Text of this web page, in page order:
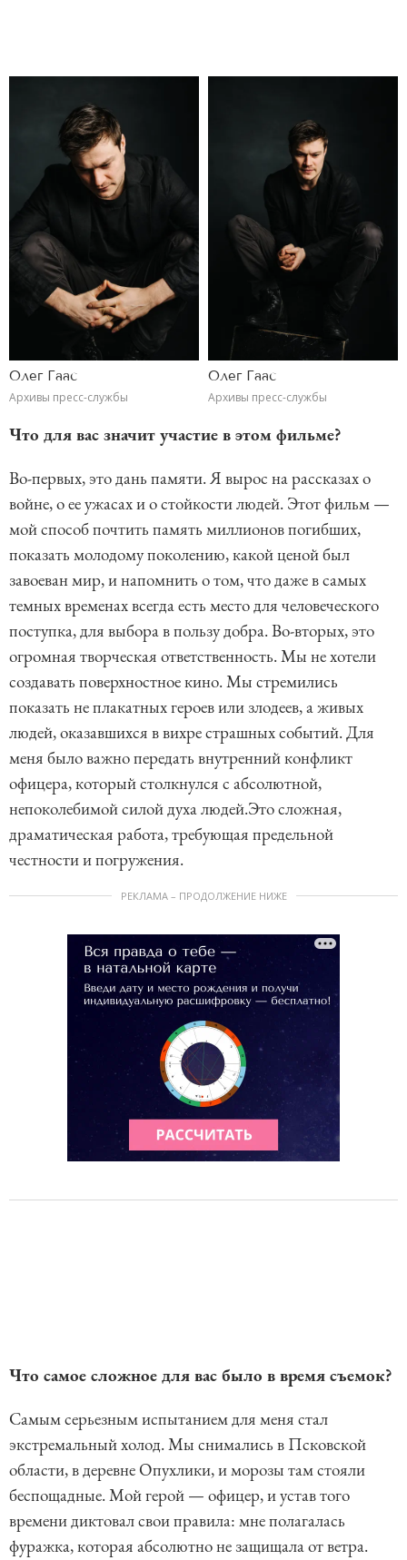
Олег Гаас
Архивы пресс-службы
Олег Гаас
Архивы пресс-службы
Что для вас значит участие в этом фильме?
Во-первых, это дань памяти. Я вырос на рассказах о
войне, о ее ужасах и о стойкости людей. Этот фильм —
мой способ почтить память миллионов погибших,
показать молодому поколению, какой ценой был
завоеван мир, и напомнить о том, что даже в самых
темных временах всегда есть место для человеческого
поступка, для выбора в пользу добра. Во-вторых, это
огромная творческая ответственность. Мы не хотели
создавать поверхностное кино. Мы стремились
показать не плакатных героев или злодеев, а живых
людей, оказавшихся в вихре страшных событий. Для
меня было важно передать внутренний конфликт
офицера, который столкнулся с абсолютной,
непоколебимой силой духа людей.Это сложная,
драматическая работа, требующая предельной
честности и погружения.
РЕКЛАМА – ПРОДОЛЖЕНИЕ НИЖЕ
Что самое сложное для вас было в время съемок?
Самым серьезным испытанием для меня стал
экстремальный холод. Мы снимались в Псковской
области, в деревне Опухлики, и морозы там стояли
беспощадные. Мой герой — офицер, и устав того
времени диктовал свои правила: мне полагалась
фуражка, которая абсолютно не защищала от ветра.